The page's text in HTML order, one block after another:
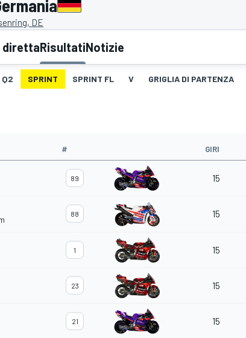
DE
direttaRisultatiNotizie
Q2 SPRINT SPRINT FL V GRIGLIA DI PARTENZA
# GIRI
89 15
88 15
1 15
23 15
21 15